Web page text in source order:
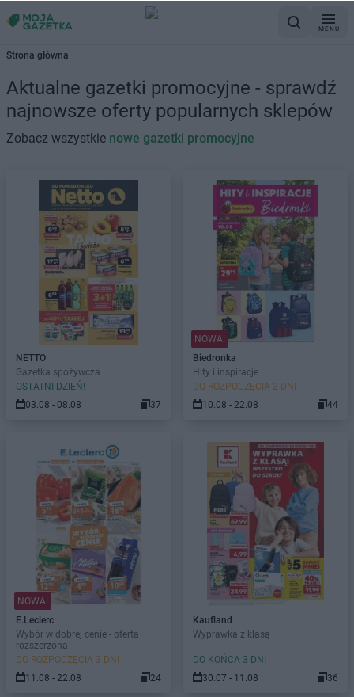
MENU
Strona główna
Aktualne gazetki promocyjne - sprawdź
najnowsze oferty popularnych sklepów
Zobacz wszystkie nowe gazetki promocyjne
NETTO
Gazetka spożywcza
OSTATNI DZIEŃ!
03.08 - 08.08
37
NOWA!
Biedronka
Hity i inspiracje
DO ROZPOCZĘCIA 2 DNI
10.08 - 22.08
44
NOWA!
E.Leclerc
Wybór w dobrej cenie - oferta
rozszerzona
DO ROZPOCZĘCIA 3 DNI
11.08 - 22.08
24
Kaufland
Wyprawka z klasą
DO KOŃCA 3 DNI
30.07 - 11.08
36